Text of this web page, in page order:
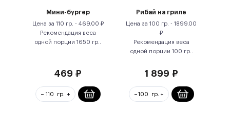
Мини-бургер
Цена за 110 гр. - 469.00 ₽
Рекомендация веса
одной порции 1650 гр.
469 ₽
Рибай на гриле
Цена за 100 гр. - 1899.00
₽
Рекомендация веса
одной порции 100 гр.
1 899 ₽